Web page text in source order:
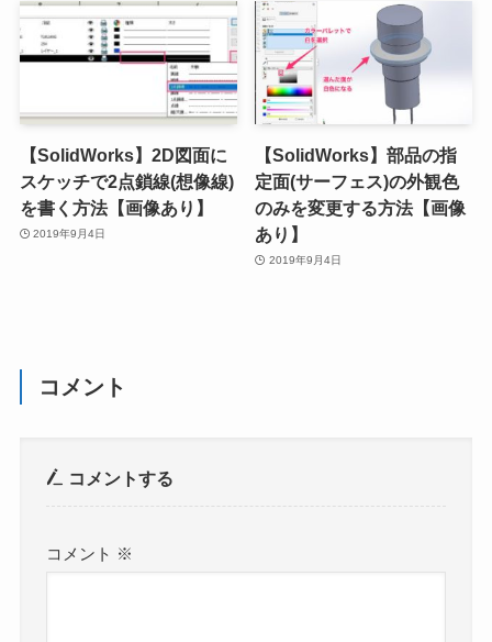
【SolidWorks】2D図面に
スケッチで2点鎖線(想像線)
を書く方法【画像あり】
2019年9月4日
【SolidWorks】部品の指
定面(サーフェス)の外観色
のみを変更する方法【画像
あり】
2019年9月4日
コメント
コメントする
コメント ※